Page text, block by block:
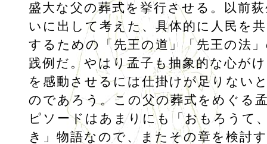
盛大な父の葬式を挙行させる。以前
いに出して考えた、具体的に人民を
するための「先王の道」「先王の法
践例だ。やはり孟子も抽象的な心が
を感動させるには仕掛けが足りない
のであろう。この父の葬式をめぐる
ピソードはあまりにも「おもろうて
き」物語なので、またその章を検討